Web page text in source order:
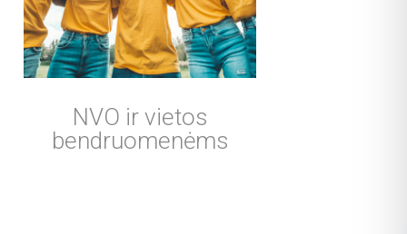
NVO ir vietos
bendruomenėms